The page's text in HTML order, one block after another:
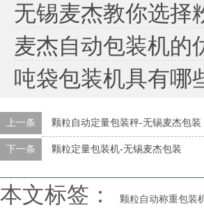
无锡麦杰教你选择
麦杰自动包装机的
吨袋包装机具有哪
上一条 颗粒自动定量包装秤-无锡麦杰包装
下一条 颗粒定量包装机-无锡麦杰包装
本文标签： 颗粒自动称重包装